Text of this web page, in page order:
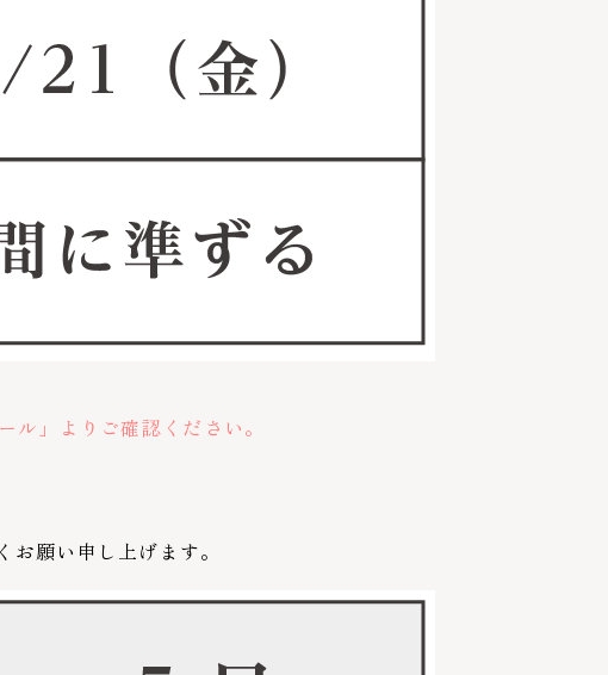
」よりご確認ください。
願い申し上げます。